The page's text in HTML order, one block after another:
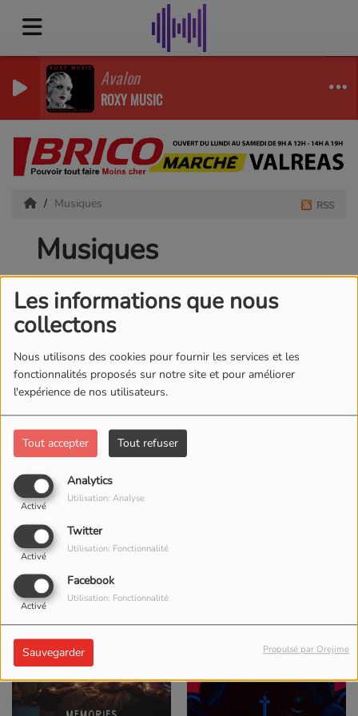
Les informations que nous
collectons
Nous utilisons des cookies pour fournir les services et les
fonctionnalités proposés sur notre site et pour améliorer
l'expérience de nos utilisateurs.
Tout accepter Tout refuser
Analytics
Activé
Utilisation: Analyse
Twitter
Activé
Utilisation: Fonctionnalité
Facebook
Activé
Utilisation: Fonctionnalité
Sauvegarder Propulsé par Orejime
Avalon
ROXY MUSIC
Musiques
Musiques
RSS
Water Under The Bridge
Adele
ACHETER CE TITRE